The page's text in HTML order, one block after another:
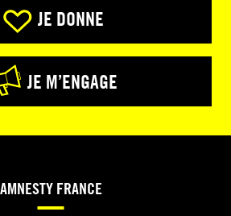
JE DONNE
JE M’ENGAGE
AMNESTY FRANCE